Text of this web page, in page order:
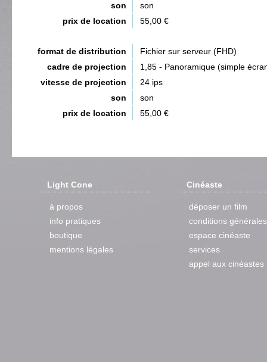
son
son
prix de location
55,00 €
format de distribution
Fichier sur serveur (FHD)
cadre de projection
1,85 - Panoramique (simple
vitesse de projection
24 ips
son
son
prix de location
55,00 €
Light Cone
à propos
info pratiques
boutique
mentions légales
Cinéaste
déposer un film
conditions générales
espace cinéaste
services
appel aux cinéastes